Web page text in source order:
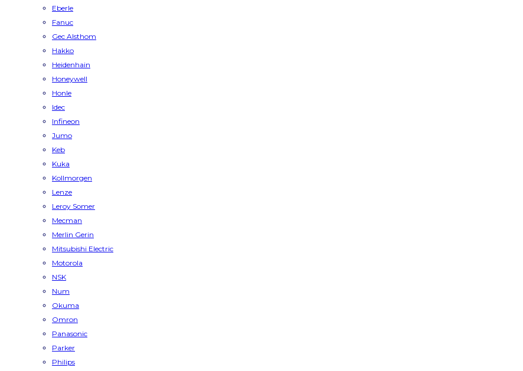
Eberle
Fanuc
Gec Alsthom
Hakko
Heidenhain
Honeywell
Honle
Idec
Infineon
Jumo
Keb
Kuka
Kollmorgen
Lenze
Leroy Somer
Mecman
Merlin Gerin
Mitsubishi Electric
Motorola
NSK
Num
Okuma
Omron
Panasonic
Parker
Philips